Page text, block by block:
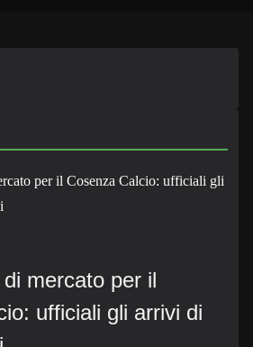
mercato per il
ufficiali gli arrivi di